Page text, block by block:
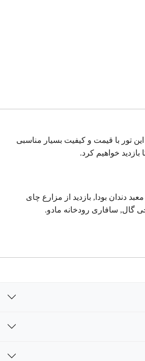
تور با قیمت و کیفیت بسیار مناسبی
خواهیم کرد.
دندان بودا, بازدید از مزارع چای
گال, سافاری رودخانه مادو.